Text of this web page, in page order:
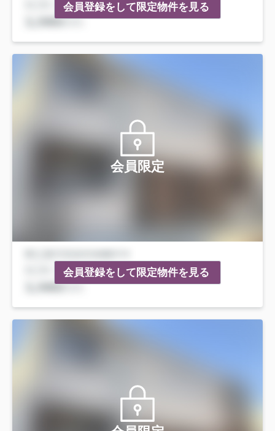
会員登録をして限定物件を見る
会員限定
会員登録をして限定物件を見る